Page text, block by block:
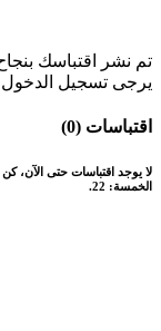
تم نشر اقتباسك
يرجى تسجيل
اقتباسات (0)
لا يوجد اقتباسات حتى الآن،
الخمسة: 22.